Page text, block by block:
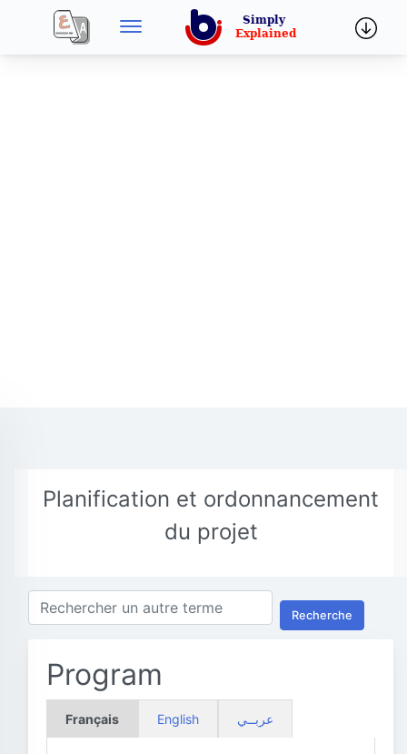
Planification et ordonnancement
du projet
Recherche
Program
Français English عربــي